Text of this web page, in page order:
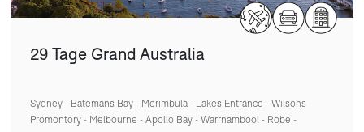
29 Tage Grand Australia
Sydney - Batemans Bay - Merimbula - Lakes Entrance - Wilsons
Promontory - Melbourne - Apollo Bay - Warrnambool - Robe -